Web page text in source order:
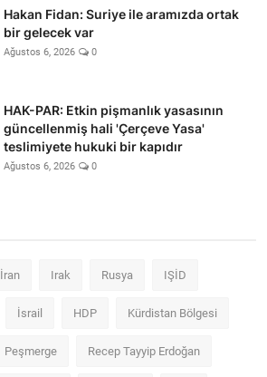
Hakan Fidan: Suriye ile aramızda ortak
bir gelecek var
Ağustos 6, 2026 0
HAK-PAR: Etkin pişmanlık yasasının
güncellenmiş hali 'Çerçeve Yasa'
teslimiyete hukuki bir kapıdır
Ağustos 6, 2026 0
İran Irak Rusya IŞİD
İsrail HDP Kürdistan Bölgesi
Peşmerge Recep Tayyip Erdoğan